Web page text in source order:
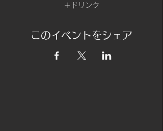
＋ドリンク
このイベントをシェア